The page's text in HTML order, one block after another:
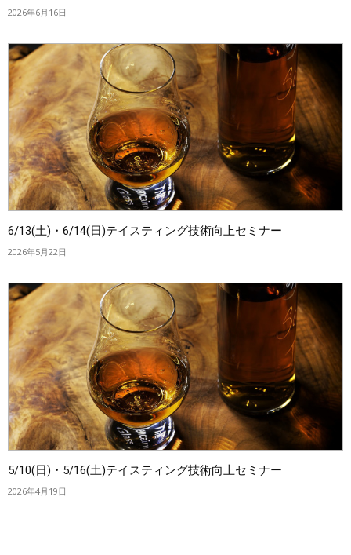
2026年6月16日
6/13(土)・6/14(日)テイスティング技術向上セミナー
2026年5月22日
5/10(日)・5/16(土)テイスティング技術向上セミナー
2026年4月19日